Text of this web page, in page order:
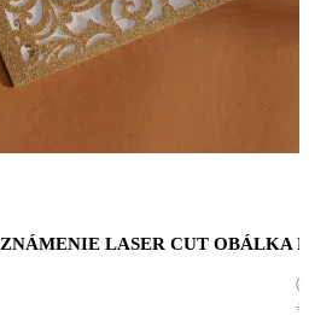
LASER CUT OBÁLKA